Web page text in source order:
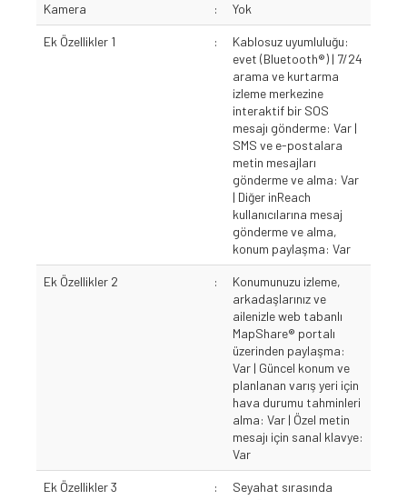
Kamera : Yok
Ek Özellikler 1 :
Kablosuz uyumluluğu:
evet (Bluetooth®) | 7/24
arama ve kurtarma
izleme merkezine
interaktif bir SOS
mesajı gönderme: Var |
SMS ve e-postalara
metin mesajları
gönderme ve alma: Var
| Diğer inReach
kullanıcılarına mesaj
gönderme ve alma,
konum paylaşma: Var
Ek Özellikler 2 :
Konumunuzu izleme,
arkadaşlarınız ve
ailenizle web tabanlı
MapShare® portalı
üzerinden paylaşma:
Var | Güncel konum ve
planlanan varış yeri için
hava durumu tahminleri
alma: Var | Özel metin
mesajı için sanal klavye:
Var
Ek Özellikler 3 :
Seyahat sırasında